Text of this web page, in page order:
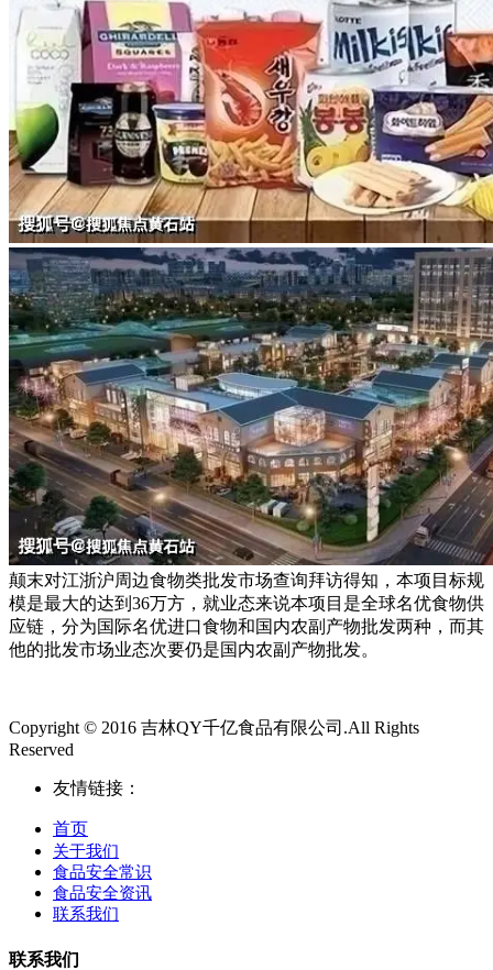
颠末对江浙沪周边食物类批发市场查询拜访得知，本项目标规
模是最大的达到36万方，就业态来说本项目是全球名优食物供
应链，分为国际名优进口食物和国内农副产物批发两种，而其
他的批发市场业态次要仍是国内农副产物批发。
Copyright © 2016 吉林QY千亿食品有限公司.All Rights
Reserved
友情链接：
首页
关于我们
食品安全常识
食品安全资讯
联系我们
联系我们